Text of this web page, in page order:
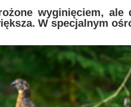
wyginięciem,
W specjalnym